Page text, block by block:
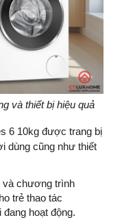
và thiết bị hiệu quả
6 10kg được trang bị
dùng cũng như thiết
và chương trình
trẻ thao tác
hoạt động.